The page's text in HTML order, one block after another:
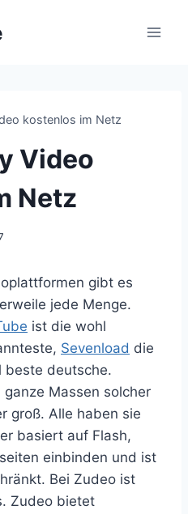
kostenlos im Netz
Video
Netz
gibt es
jede Menge.
ist die wohl
Sevenload die
beste deutsche.
Massen solcher
groß. Alle haben sie
basiert auf Flash,
einbinden und ist
Bei Zudeo ist
Zudeo bietet